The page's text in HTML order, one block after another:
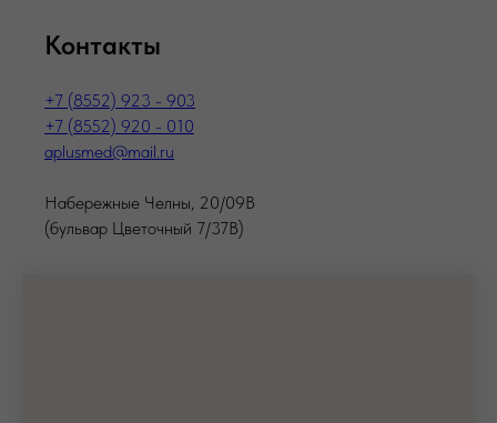
Контакты
+7 (8552) 923 - 903
+7 (8552) 920 - 010
aplusmed@mail.ru
Набережные Челны, 20/09В
(бульвар Цветочный 7/37В)